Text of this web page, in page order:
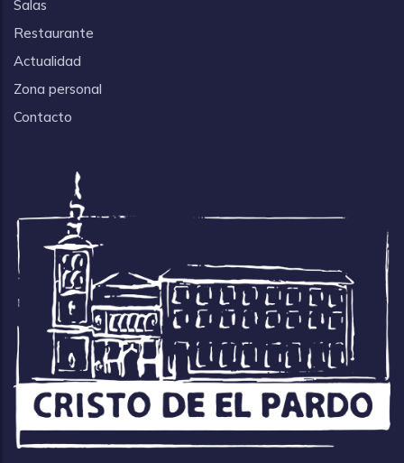
Salas
Restaurante
Actualidad
Zona personal
Contacto